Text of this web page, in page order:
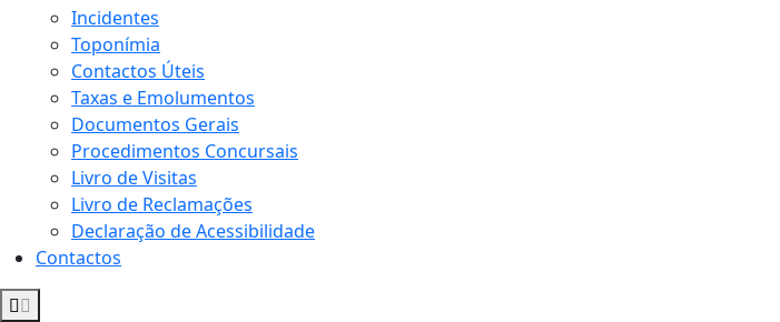
Incidentes
Toponímia
Contactos Úteis
Taxas e Emolumentos
Documentos Gerais
Procedimentos Concursais
Livro de Visitas
Livro de Reclamações
Declaração de Acessibilidade
Contactos